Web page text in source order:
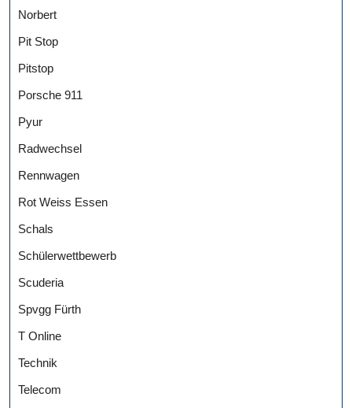
Norbert
Pit Stop
Pitstop
Porsche 911
Pyur
Radwechsel
Rennwagen
Rot Weiss Essen
Schals
Schülerwettbewerb
Scuderia
Spvgg Fürth
T Online
Technik
Telecom